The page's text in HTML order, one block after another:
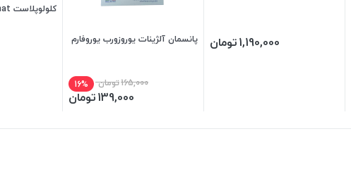
1,190,000تومان پانسمان آلژینات یوروزورب یوروفارم
165,000تومان 16%
139,000تومان
کلولوپلاست Biatain Alginat